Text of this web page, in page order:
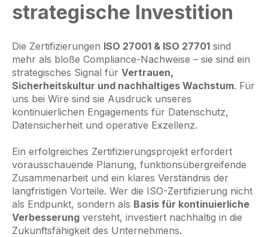
strategische Investition
Die Zertifizierungen ISO 27001 & ISO 27701 sind
mehr als bloße Compliance-Nachweise – sie sind ein
strategisches Signal für Vertrauen,
Sicherheitskultur und nachhaltiges Wachstum. Für
uns bei Wire sind sie Ausdruck unseres
kontinuierlichen Engagements für Datenschutz,
Datensicherheit und operative Exzellenz.
Ein erfolgreiches Zertifizierungsprojekt erfordert
vorausschauende Planung, funktionsübergreifende
Zusammenarbeit und ein klares Verständnis der
langfristigen Vorteile. Wer die ISO-Zertifizierung nicht
als Endpunkt, sondern als Basis für kontinuierliche
Verbesserung versteht, investiert nachhaltig in die
Zukunftsfähigkeit des Unternehmens.